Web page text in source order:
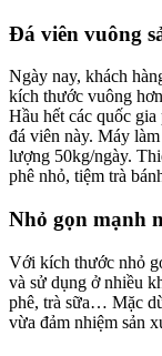
Đá viên vuông
Ngày nay, khách
kích thước vuông
Hầu hết các quốc
đá viên này. Máy
lượng 50kg/ngày.
phê nhỏ, tiệm trà
Nhỏ gọn mạnh
Với kích thước nhỏ
và sử dụng ở nhiều
phê, trà sữa… Mặc
vừa đảm nhiệm sản